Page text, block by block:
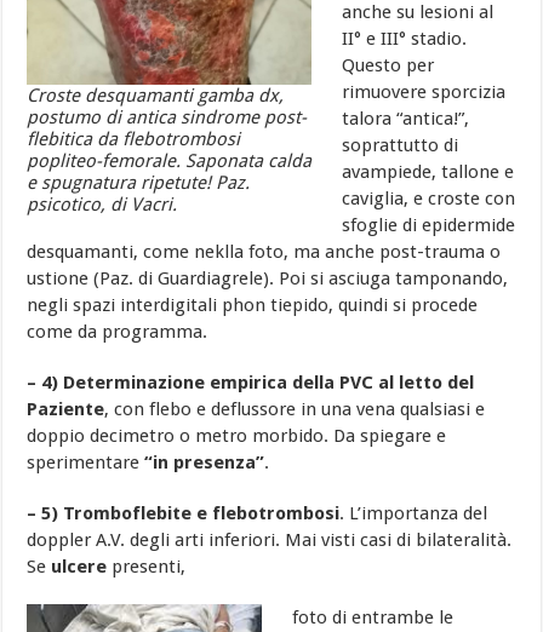
Croste desquamanti gamba dx,
postumo di antica sindrome post-
flebitica da flebotrombosi
popliteo-femorale. Saponata calda
e spugnatura ripetute! Paz.
psicotico, di Vacri.
anche su lesioni al
II° e III° stadio.
Questo per
rimuovere sporcizia
talora “antica!”,
soprattutto di
avampiede, tallone e
caviglia, e croste con
sfoglie di epidermide
desquamanti, come neklla foto, ma anche post-trauma o
ustione (Paz. di Guardiagrele). Poi si asciuga tamponando,
negli spazi interdigitali phon tiepido, quindi si procede
come da programma.
– 4) Determinazione empirica della PVC al letto del
Paziente, con flebo e deflussore in una vena qualsiasi e
doppio decimetro o metro morbido. Da spiegare e
sperimentare“in presenza”.
– 5) Tromboflebite e flebotrombosi. L’importanza del
doppler A.V. degli arti inferiori. Mai visti casi di bilateralità.
Se ulcere presenti,
foto di entrambe le